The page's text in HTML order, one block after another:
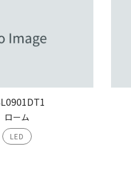
ローム
LED